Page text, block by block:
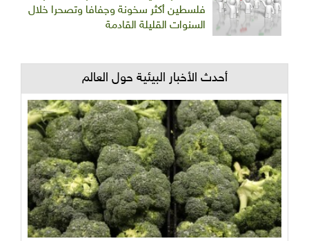
فلسطين أكثر سخونة وجفافا وتصحرا خلال
السنوات القليلة القادمة
أحدث الأخبار البيئية حول العالم